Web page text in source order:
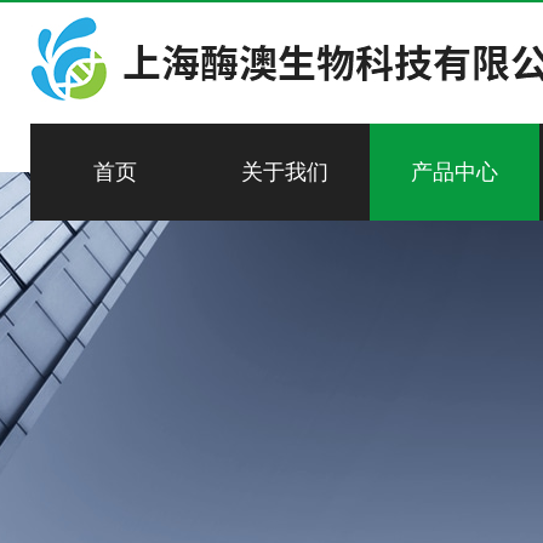
首页 关于我们 产品中心